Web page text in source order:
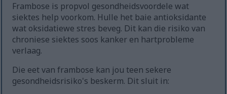
Frambose is propvol gesondheidsvoordele wat
siektes help voorkom. Hulle het baie antioksidante
wat oksidatiewe stres beveg. Dit kan die risiko van
chroniese siektes soos kanker en hartprobleme
verlaag.
Die eet van frambose kan jou teen sekere
gesondheidsrisiko's beskerm. Dit sluit in: